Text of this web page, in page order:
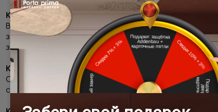
Как выбрать высоту наличника?
Высота наличника должна быть такой, чтобы
закрывать дверной короб и не мешать открытию и
закрытию двери.
Как выбрать стиль наличника?
Стиль наличника должен соответствовать общему
стилю интерьера.